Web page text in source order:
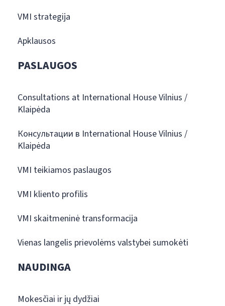
VMI strategija
Apklausos
PASLAUGOS
Consultations at International House Vilnius /
Klaipėda
Консультации в International House Vilnius /
Klaipėda
VMI teikiamos paslaugos
VMI kliento profilis
VMI skaitmeninė transformacija
Vienas langelis prievolėms valstybei sumokėti
NAUDINGA
Mokesčiai ir jų dydžiai